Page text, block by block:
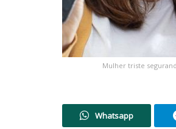
Mulher triste
Whatsapp